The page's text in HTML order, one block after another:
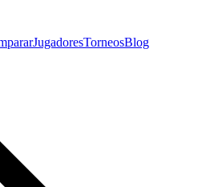
JugadoresTorneosBlog